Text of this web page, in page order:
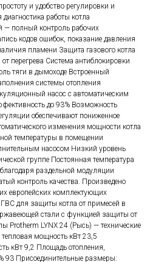
и удобство регулировки и
работы котла
— полный контроль рабочих
кодов ошибок, показание давления
пламени Защита газового котла
перегрева Система антиблокировки
тяги в дымоходе Встроенный
системы отопления
насос с автоматическим
до 93% Возможность
обеспечивают пониженное
изменения мощности котла
температуры в помещении
насосом Низкий уровень
группе Постоянная температура
раздельной модуляции
контроль качества. Произведено
европейских комплектующих
для защиты котла от примесей в
стали с функцией защиты от
Protherm LYNX 24 (Рысь) — технические
мощность кВт 23,5
кВт 9,2 Площадь отопления,
93 Присоединительные размеры: